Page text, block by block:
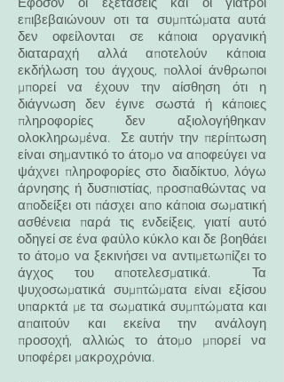
Εφόσον οι εξετάσεις και οι γιατροί
επιβεβαιώνουν οτι τα συμπτώματα αυτά
δεν οφείλονται σε κάποια οργανική
διαταραχή αλλά αποτελούν κάποια
εκδήλωση του άγχους, πολλοί άνθρωποι
μπορεί να έχουν την αίσθηση ότι η
διάγνωση δεν έγινε σωστά ή κάποιες
πληροφορίες δεν αξιολογήθηκαν
ολοκληρωμένα. Σε αυτήν την περίπτωση
είναι σημαντικό το άτομο να αποφεύγει να
ψάχνει πληροφορίες στο διαδίκτυο, λόγω
άρνησης ή δυσπιστίας, προσπαθώντας να
αποδείξει οτι πάσχει απο κάποια σωματική
ασθένεια παρά τις ενδείξεις, γιατί αυτό
οδηγεί σε ένα φαύλο κύκλο και δε βοηθάει
το άτομο να ξεκινήσει να αντιμετωπίζει το
άγχος του αποτελεσματικά. Τα
ψυχοσωματικά συμπτώματα είναι εξίσου
υπαρκτά με τα σωματικά συμπτώματα και
απαιτούν και εκείνα την ανάλογη
προσοχή, αλλιώς το άτομο μπορεί να
υποφέρει μακροχρόνια.